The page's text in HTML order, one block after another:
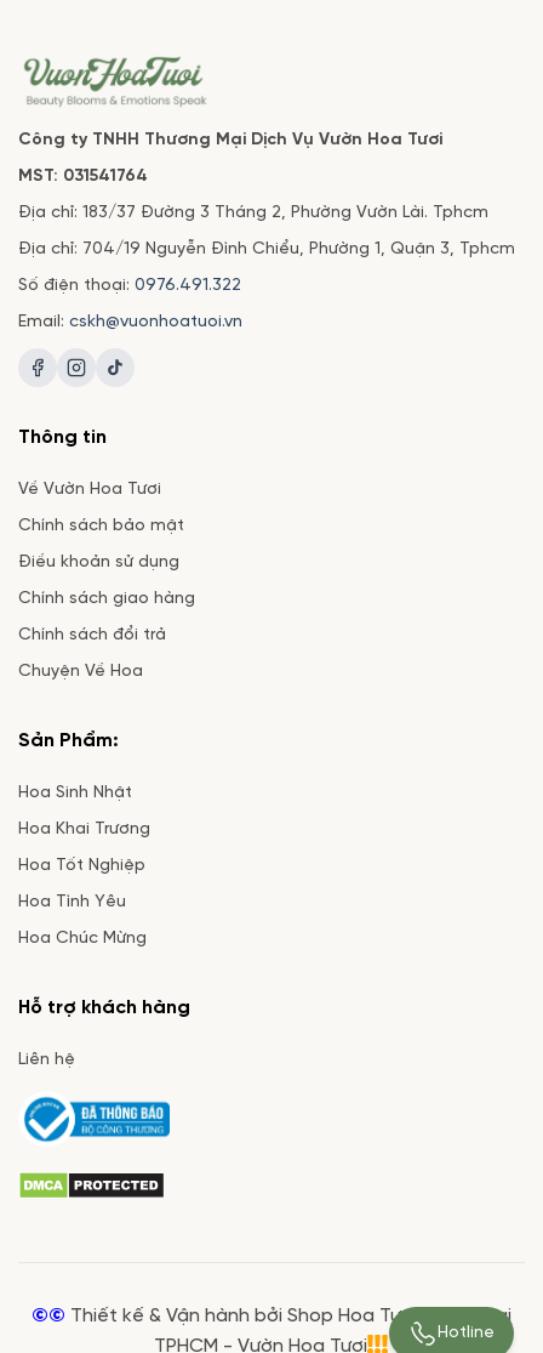
Công ty TNHH Thương Mại Dịch Vụ Vườn Hoa Tươi
MST: 031541764
Địa chỉ: 183/37 Đường 3 Tháng 2, Phường Vườn Lài. Tphcm
Địa chỉ: 704/19 Nguyễn Đình Chiểu, Phường 1, Quận 3, Tphcm
Số điện thoại: 0976.491.322
Email: cskh@vuonhoatuoi.vn
Thông tin
Về Vườn Hoa Tươi
Chính sách bảo mật
Điều khoản sử dụng
Chính sách giao hàng
Chính sách đổi trả
Chuyện Về Hoa
Sản Phẩm:
Hoa Sinh Nhật
Hoa Khai Trương
Hoa Tốt Nghiệp
Hoa Tình Yêu
Hoa Chúc Mừng
Hỗ trợ khách hàng
Liên hệ
©© Thiết kế & Vận hành bởi Shop Hoa Tươi Giá Rẻ tại
TPHCM - Vườn Hoa Tươi
Hotline